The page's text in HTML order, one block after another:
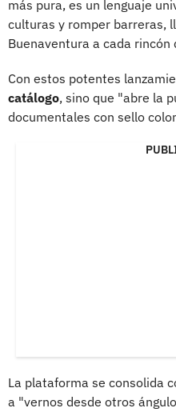
más pura, es un lenguaje
culturas y romper barreras,
Buenaventura a cada rincón
Con estos potentes
catálogo, sino que "abre la
documentales con sello
La plataforma se consolida
a "vernos desde otros